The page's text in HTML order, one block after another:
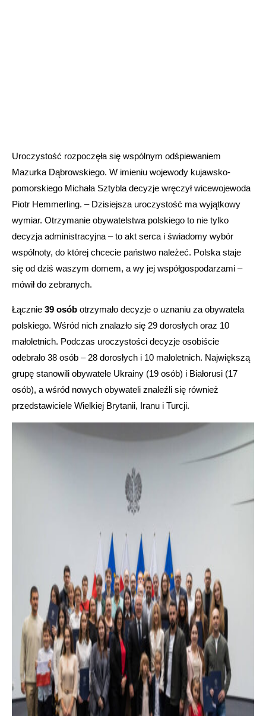
Uroczystość rozpoczęła się wspólnym odśpiewaniem
Mazurka Dąbrowskiego. W imieniu wojewody kujawsko-
pomorskiego Michała Sztybla decyzje wręczył wicewojewoda
Piotr Hemmerling. – Dzisiejsza uroczystość ma wyjątkowy
wymiar. Otrzymanie obywatelstwa polskiego to nie tylko
decyzja administracyjna – to akt serca i świadomy wybór
wspólnoty, do której chcecie państwo należeć. Polska staje
się od dziś waszym domem, a wy jej współgospodarzami –
mówił do zebranych.
Łącznie 39 osób otrzymało decyzje o uznaniu za obywatela
polskiego. Wśród nich znalazło się 29 dorosłych oraz 10
małoletnich. Podczas uroczystości decyzje osobiście
odebrało 38 osób – 28 dorosłych i 10 małoletnich. Największą
grupę stanowili obywatele Ukrainy (19 osób) i Białorusi (17
osób), a wśród nowych obywateli znaleźli się również
przedstawiciele Wielkiej Brytanii, Iranu i Turcji.